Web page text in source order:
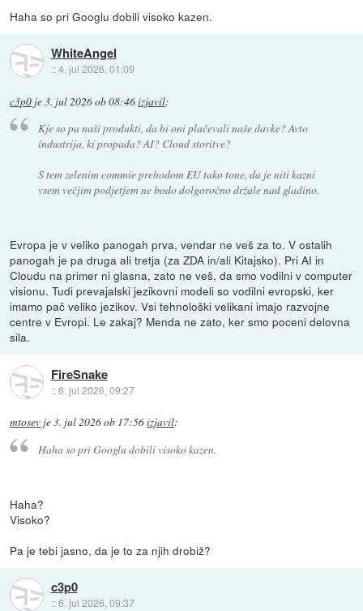
Haha so pri Googlu dobili visoko kazen.
WhiteAngel
::4. jul 2026, 01:09
c3p0 je3. jul 2026 ob 08:46izjavil:
Kje so pa naši produkti, da bi oni plačevali naše davke? Avto
industrija, ki propada? AI? Cloud storitve?
S tem zelenim commie prehodom EU tako tone, da je niti kazni
vsem večjim podjetjem ne bodo dolgoročno držale nad gladino.
Evropa je v veliko panogah prva, vendar ne veš za to. V ostalih
panogah je pa druga ali tretja (za ZDA in/ali Kitajsko). Pri AI in
Cloudu na primer ni glasna, zato ne veš, da smo vodilni v computer
visionu. Tudi prevajalski jezikovni modeli so vodilni evropski, ker
imamo pač veliko jezikov. Vsi tehnološki velikani imajo razvojne
centre v Evropi. Le zakaj? Menda ne zato, ker smo poceni delovna
sila.
FireSnake
::6. jul 2026, 09:27
mtosev je3. jul 2026 ob 17:56izjavil:
Haha so pri Googlu dobili visoko kazen.
Haha?
Visoko?
Pa je tebi jasno, da je to za njih drobiž?
c3p0
::6. jul 2026, 09:37